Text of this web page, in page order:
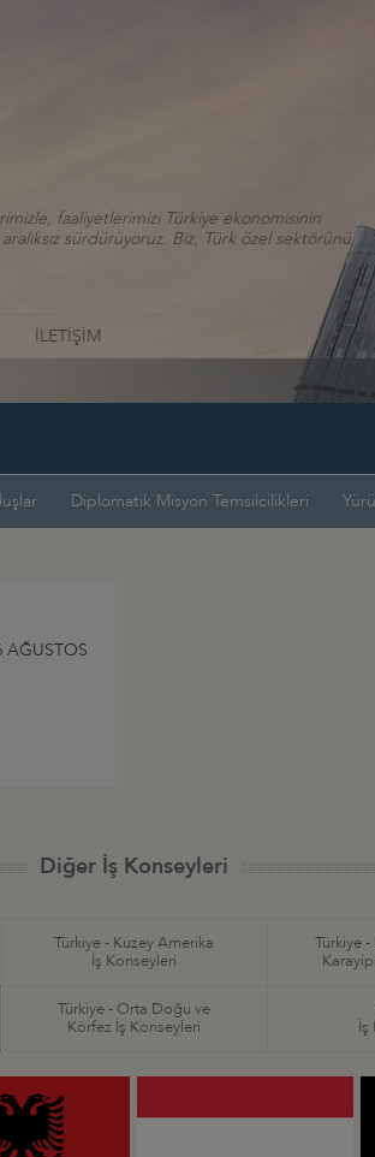
faaliyetlerimizi Türkiye ekonomisinin
sürdürüyoruz. Biz, Türk özel sektörünü
İLETİŞİM
Diplomatik Misyon Temsilcilikleri
AĞUSTOS
Diğer İş Konseyleri
Türkiye - Kuzey Amerika
İş Konseyleri
Türkiye
Türkiye - Orta Doğu ve
Körfez İş Konseyleri
İş